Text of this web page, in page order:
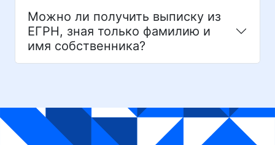
Можно ли получить выписку из
ЕГРН, зная только фамилию и
имя собственника?